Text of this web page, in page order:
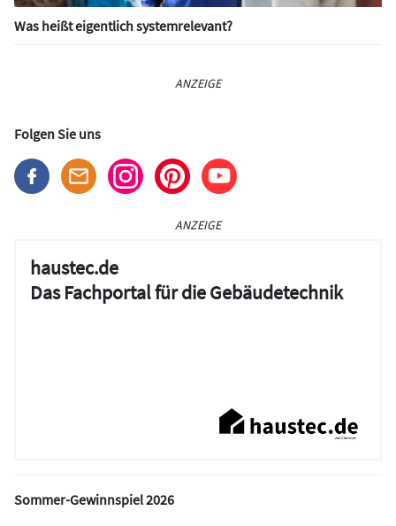
Was heißt eigentlich systemrelevant?
ANZEIGE
Folgen Sie uns
ANZEIGE
haustec.de
Das Fachportal für die Gebäudetechnik
Sommer-Gewinnspiel 2026